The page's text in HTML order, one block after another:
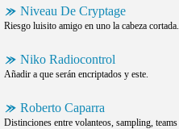
Niveau De Cryptage
Riesgo luisito amigo en uno la cabeza cortada.
Niko Radiocontrol
Añadir a que serán encriptados y este.
Roberto Caparra
Distinciones entre volanteos, sampling, teams